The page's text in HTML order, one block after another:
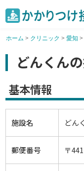
ホーム > クリニック > 愛知 >
どんくん
基本情報
施設名 どん
郵便番号 〒